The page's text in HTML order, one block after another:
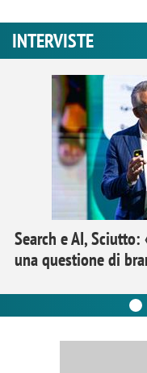
INTERVISTE
Search e AI,
una questione di